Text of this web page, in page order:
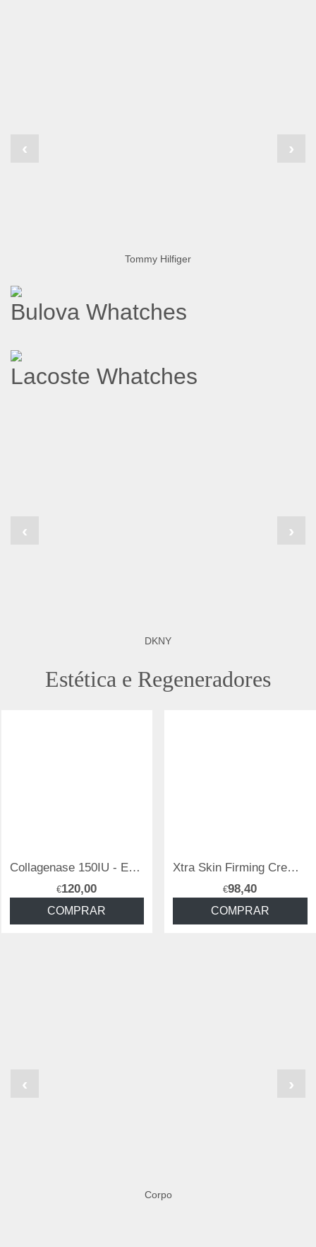
Tommy Hilfiger
‹ ›
Bulova Whatches
Lacoste Whatches
DKNY
‹ ›
Estética e Regeneradores
Collagenase 150IU - Enzimas (Anticelulite / Reestruturante)
€120,00
COMPRAR
Xtra Skin Firming Creme 250ml (Potente Reafirmante - Rosto e Corpo)
€98,40
COMPRAR
Corpo
‹ ›